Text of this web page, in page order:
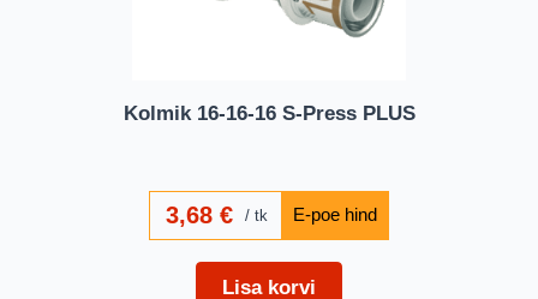
Kolmik 16-16-16 S-Press PLUS
3,68€ tk
Lisa korvi